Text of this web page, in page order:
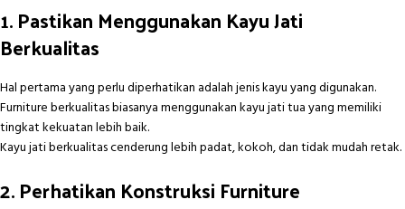
1. Pastikan Menggunakan Kayu Jati
Berkualitas
Hal pertama yang perlu diperhatikan adalah jenis kayu yang digunakan.
Furniture berkualitas biasanya menggunakan kayu jati tua yang memiliki
tingkat kekuatan lebih baik.
Kayu jati berkualitas cenderung lebih padat, kokoh, dan tidak mudah retak.
2. Perhatikan Konstruksi Furniture